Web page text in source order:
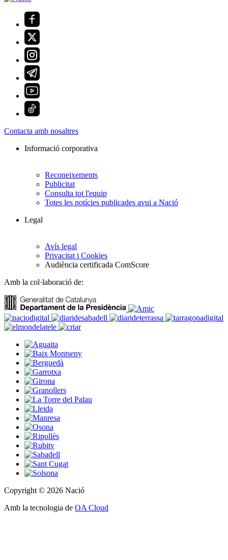
Contacta amb nosaltres
Informació corporativa
Reconeixements
Publicitat
Consulta tot l'equip
Totes les notícies publicades avui a Nació
Legal
Avís legal
Privacitat i Cookies
Audiència certificada ComScore
Amb la col·laboració de:
Copyright © 2026 Nació
Amb la tecnologia de OA Cloud